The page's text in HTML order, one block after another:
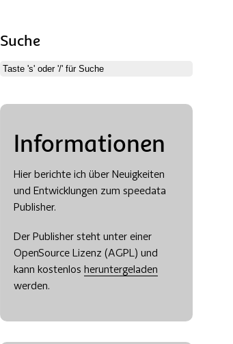
Suche
Informationen
Hier berichte ich über Neuigkeiten
und Entwicklungen zum speedata
Publisher.
Der Publisher steht unter einer
OpenSource Lizenz (AGPL) und
kann kostenlos heruntergeladen
werden.